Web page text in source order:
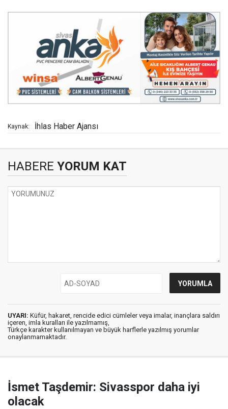
Kaynak: İhlas Haber Ajansı
HABERE YORUM KAT
UYARI: Küfür, hakaret, rencide edici cümleler veya imalar, inançlara saldırı
içeren, imla kuralları ile yazılmamış,
Türkçe karakter kullanılmayan ve büyük harflerle yazılmış yorumlar
onaylanmamaktadır.
İsmet Taşdemir: Sivasspor daha iyi
olacak